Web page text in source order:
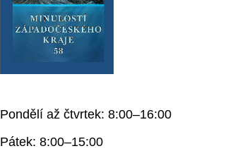
Pondělí až čtvrtek: 8:00–16:00
Pátek: 8:00–15:00